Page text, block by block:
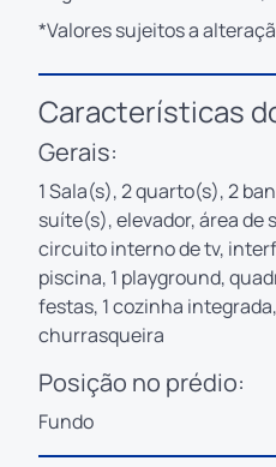
*Valores sujeitos a
Características
Gerais:
1 Sala(s), 2 quarto(s), 2
suíte(s), elevador, área de
circuito interno de tv,
piscina, 1 playground,
festas, 1 cozinha
churrasqueira
Posição no prédio:
Fundo